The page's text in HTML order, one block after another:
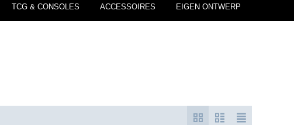
TCG & CONSOLES ACCESSOIRES EIGEN ONTWERP